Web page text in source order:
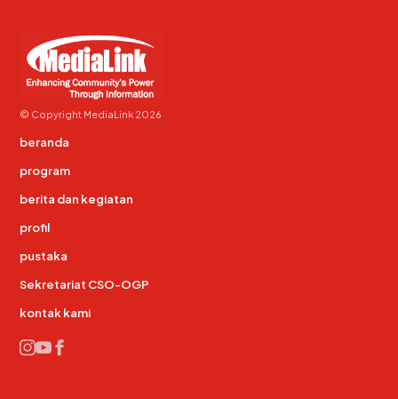
© Copyright MediaLink 2026
beranda
program
berita dan kegiatan
profil
pustaka
Sekretariat CSO-OGP
kontak kami